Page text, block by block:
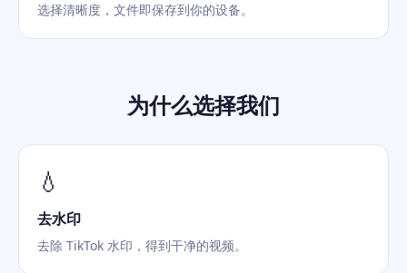
选择清晰度，文件即保存到你的设备。
为什么选择我们
💧
去水印
去除 TikTok 水印，得到干净的视频。